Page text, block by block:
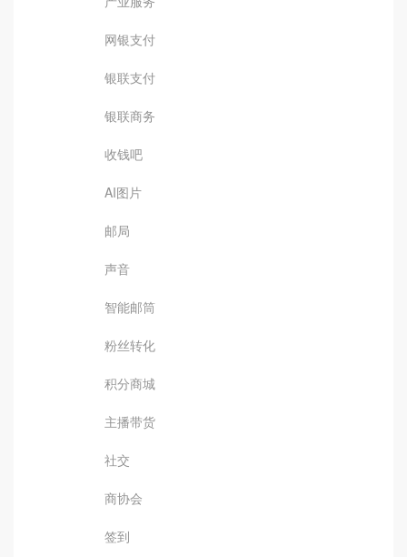
网银支付
银联支付
银联商务
收钱吧
AI图片
邮局
声音
智能邮筒
粉丝转化
积分商城
主播带货
社交
商协会
签到